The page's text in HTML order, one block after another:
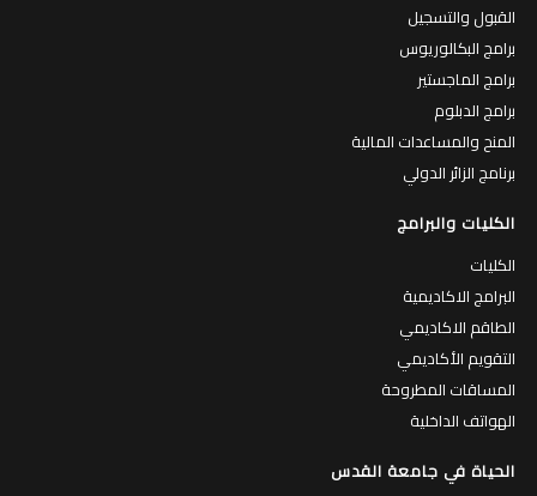
القبول والتسجيل
برامج البكالوريوس
برامج الماجستير
برامج الدبلوم
المنح والمساعدات المالية
برنامج الزائر الدولي
الكليات والبرامج
الكليات
البرامج الاكاديمية
الطاقم الاكاديمي
التقويم الأكاديمي
المساقات المطروحة
الهواتف الداخلية
الحياة في جامعة القدس